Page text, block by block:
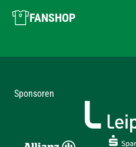
FANSHOP
Sponsoren